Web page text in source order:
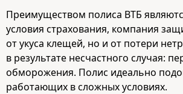
Преимуществом полиса ВТБ
условия страхования, компания
от укуса клещей, но и от потери
в результате несчастного случая:
обморожения. Полис идеально
работающих в сложных условиях.